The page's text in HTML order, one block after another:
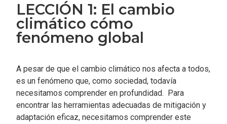
LECCIÓN 1: El cambio
climático cómo
fenómeno global
A pesar de que el cambio climático nos afecta a todos,
es un fenómeno que, como sociedad, todavía
necesitamos comprender en profundidad. Para
encontrar las herramientas adecuadas de mitigación y
adaptación eficaz, necesitamos comprender este